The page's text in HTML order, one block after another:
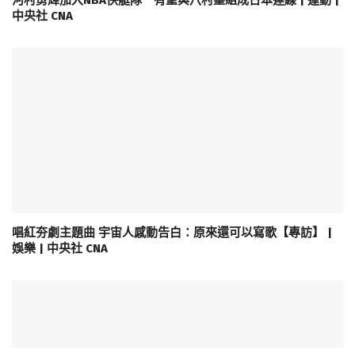
中央社 CNA
唱紅夯劇主題曲 宇宙人感動告白：原來還可以寫歌【專訪】 |
娛樂 | 中央社 CNA